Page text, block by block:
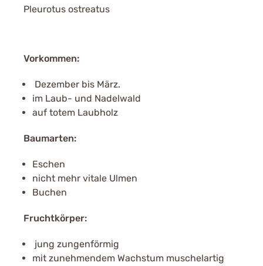
Pleurotus ostreatus
Vorkommen:
Dezember bis März.
im Laub- und Nadelwald
auf totem Laubholz
Baumarten:
Eschen
nicht mehr vitale Ulmen
Buchen
Fruchtkörper:
jung zungenförmig
mit zunehmendem Wachstum muschelartig